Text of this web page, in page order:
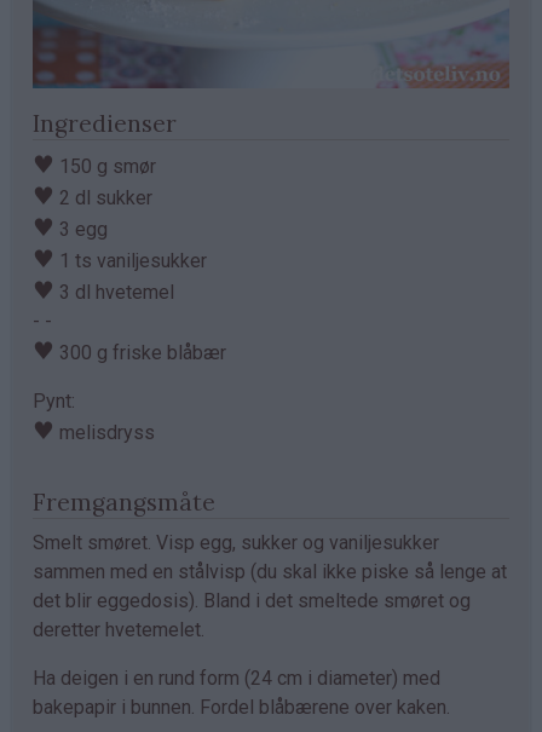
Ingredienser
♥ 150 g smør
♥ 2 dl sukker
♥ 3 egg
♥ 1 ts vaniljesukker
♥ 3 dl hvetemel
- -
♥ 300 g friske blåbær
Pynt:
♥ melisdryss
Fremgangsmåte
Smelt smøret. Visp egg, sukker og vaniljesukker
sammen med en stålvisp (du skal ikke piske så lenge at
det blir eggedosis). Bland i det smeltede smøret og
deretter hvetemelet.
Ha deigen i en rund form (24 cm i diameter) med
bakepapir i bunnen. Fordel blåbærene over kaken.